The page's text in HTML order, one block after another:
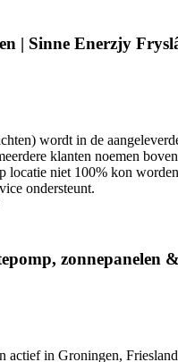
| Sinne Enerzjy
wordt in de
klanten noemen
niet 100% kon
ondersteunt.
in Groningen,